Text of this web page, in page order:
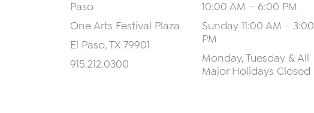
Paso
One Arts Festival Plaza
El Paso, TX 79901
915.212.0300
10:00 AM – 6:00 PM
Sunday 11:00 AM - 3:00
PM
Monday, Tuesday & All
Major Holidays Closed